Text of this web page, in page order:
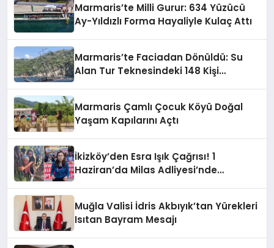
Marmaris’te Milli Gurur: 634 Yüzücü
Ay-Yıldızlı Forma Hayaliyle Kulaç Attı
Marmaris’te Faciadan Dönüldü: Su
Alan Tur Teknesindeki 148 Kişi
Marmaris Çamlı Çocuk Köyü Doğal
Yaşam Kapılarını Açtı
İkizköy’den Esra Işık Çağrısı! 1
Haziran’da Milas Adliyesi’nde
Muğla Valisi İdris Akbıyık’tan Yürekleri
Isıtan Bayram Mesajı